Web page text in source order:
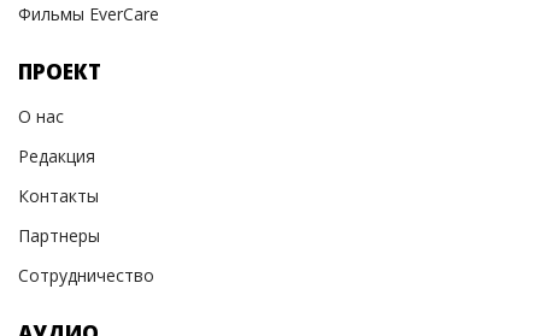
Фильмы EverCare
ПРОЕКТ
О нас
Редакция
Контакты
Партнеры
Сотрудничество